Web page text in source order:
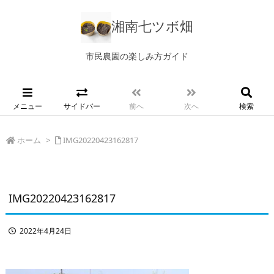
湘南七ツボ畑
市民農園の楽しみ方ガイド
メニュー サイドバー 前へ 次へ 検索
ホーム > IMG20220423162817
IMG20220423162817
2022年4月24日